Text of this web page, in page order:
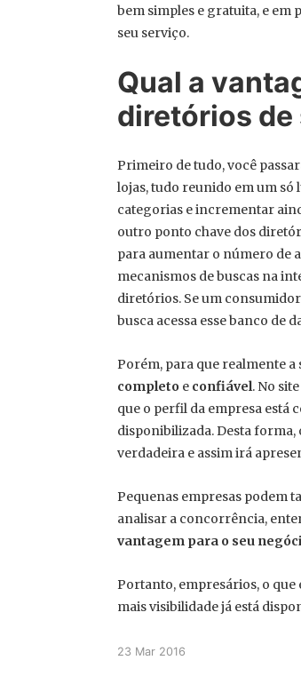
bem simples e gratuita, e em
seu serviço.
Qual a
diretórios de
Primeiro de tudo, você
lojas, tudo reunido em um só
categorias e incrementar
outro ponto chave dos
para aumentar o número de
mecanismos de buscas na
diretórios. Se um
busca acessa esse banco de
Porém, para que realmente a
completo e confiável. No
que o perfil da empresa está
disponibilizada. Desta forma,
verdadeira e assim irá
Pequenas empresas podem
analisar a concorrência,
vantagem para o seu
Portanto, empresários, o que
mais visibilidade já está
23 Mar 2016